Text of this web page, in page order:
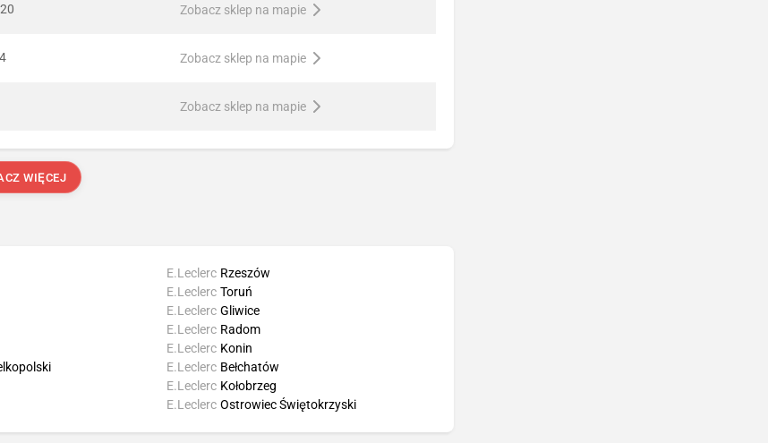
Zobacz sklep na mapie
Zobacz sklep na mapie
Zobacz sklep na mapie
WIĘCEJ
E.Leclerc Rzeszów
E.Leclerc Toruń
E.Leclerc Gliwice
E.Leclerc Radom
E.Leclerc Konin
E.Leclerc Bełchatów
E.Leclerc Kołobrzeg
E.Leclerc Ostrowiec Świętokrzyski